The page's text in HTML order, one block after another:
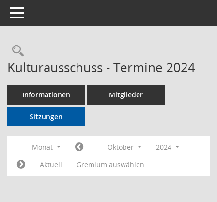
Toggle navigation
Rechercheauswahl
Kulturausschuss - Termine 2024
Informationen Mitglieder
Sitzungen
Monat Oktober
2024
Aktuell
Gremium auswählen